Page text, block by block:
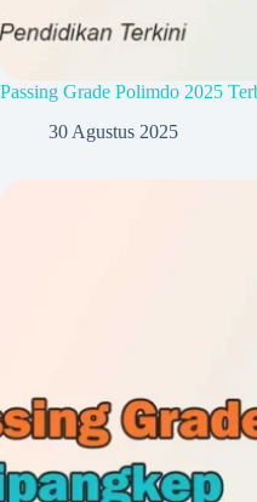
Passing Grade Polimdo 2025
30 Agustus 2025